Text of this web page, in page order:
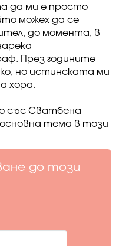
да ми е просто
можех да се
до момента, в
През годините
но истинската ми
хора.
със Сватбена
тема в този
до този